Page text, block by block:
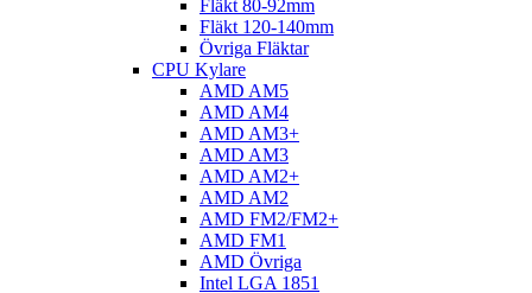
Fläkt 80-92mm
Fläkt 120-140mm
Övriga Fläktar
CPU Kylare
AMD AM5
AMD AM4
AMD AM3+
AMD AM3
AMD AM2+
AMD AM2
AMD FM2/FM2+
AMD FM1
AMD Övriga
Intel LGA 1851